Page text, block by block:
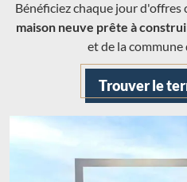
Bénéficiez chaque jour
maison neuve prête à
et de la
Trouver le